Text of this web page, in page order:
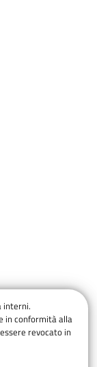
interni.
in conformità alla
revocato in